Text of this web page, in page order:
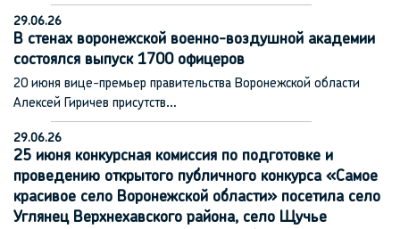
29.06.26
В стенах воронежской военно-воздушной академии
состоялся выпуск 1700 офицеров
20 июня вице-премьер правительства Воронежской области
Алексей Гиричев присутств…
29.06.26
25 июня конкурсная комиссия по подготовке и
проведению открытого публичного конкурса «Самое
красивое село Воронежской области» посетила село
Углянец Верхнехавского района, село Щучье